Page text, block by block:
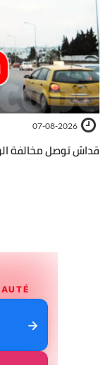
07-08-2026
قداش توصل مخالفة